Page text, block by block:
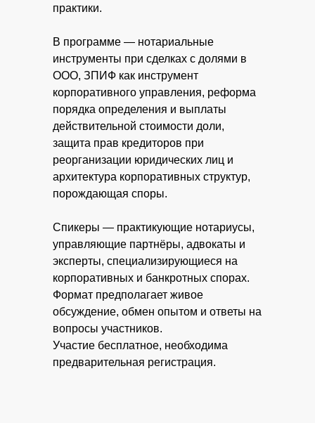
практики.
В программе — нотариальные
инструменты при сделках с долями в
ООО, ЗПИФ как инструмент
корпоративного управления, реформа
порядка определения и выплаты
действительной стоимости доли,
защита прав кредиторов при
реорганизации юридических лиц и
архитектура корпоративных структур,
порождающая споры.
Спикеры — практикующие нотариусы,
управляющие партнёры, адвокаты и
эксперты, специализирующиеся на
корпоративных и банкротных спорах.
Формат предполагает живое
обсуждение, обмен опытом и ответы на
вопросы участников.
Участие бесплатное, необходима
предварительная регистрация.